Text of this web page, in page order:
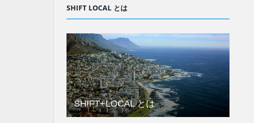
SHIFT LOCAL とは
SHIFT+LOCAL とは